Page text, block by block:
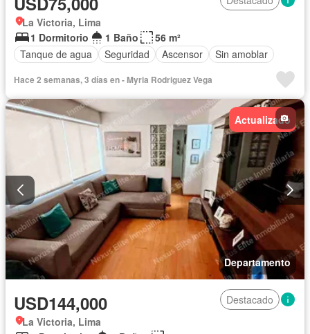
La Victoria, Lima
1 Dormitorio
1 Baño
56 m²
Tanque de agua
Seguridad Ascensor Sin amoblar
Hace 2 semanas, 3 días en - Myria Rodriguez Vega
Actualizado
Departamento
USD144,000
Destacado
La Victoria, Lima